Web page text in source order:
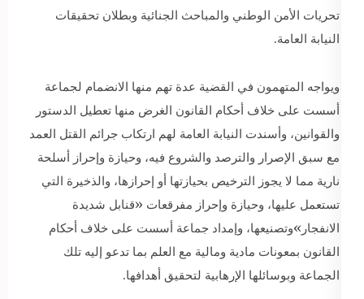
تحريات الأمن الوطني والمباحث الجنائية وبطلان تحقيقات
النيابة العامة.
ويواجه المتهمون في القضية عدة تهم منها الانضمام لجماعة
أسست على خلاف أحكام القانون الغرض منها تعطيل الدستور
والقوانين، وأسندت النيابة العامة لهم ارتكاب جرائم القتل العمد
مع سبق الإصرار والترصد والشروع فيه، وحيازة وإحراز أسلحة
نارية مما لا يجوز الترخيص بحيازتها أو إحرازها، والذخيرة التي
تستعمل عليها، وحيازة وإحراز مفرقعات «قنابل شديدة
الانفجار»وتصنيعها، وإمداد جماعة أسست على خلاف أحكام
القانون بمعونات مادية ومالية مع العلم بما تدعو إليه تلك
الجماعة وبوسائلها الإرهابية لتحقيق أهدافها.